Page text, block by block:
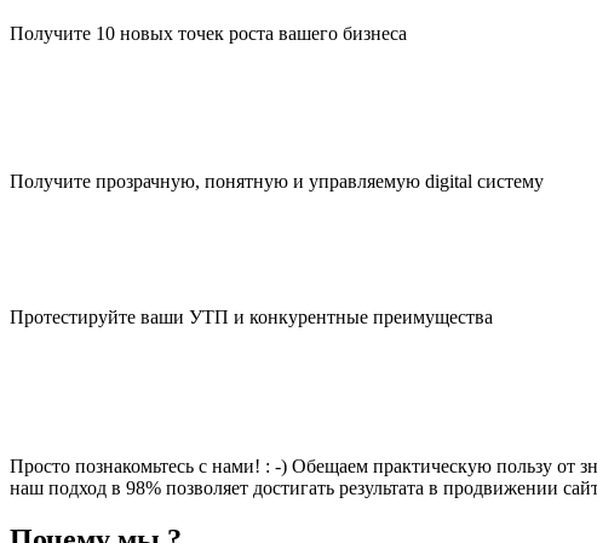
Получите 10 новых точек роста вашего бизнеса
Получите прозрачную, понятную и управляемую digital систему
Протестируйте ваши УТП и конкурентные преимущества
Просто познакомьтесь с нами! : -) Обещаем практическую пользу от
наш подход в 98% позволяет достигать результата в продвижении